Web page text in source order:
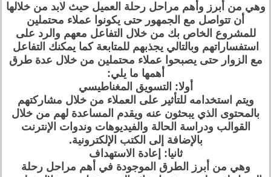
وهي من أبرز وأهم مراحل رحلة العميل حيث لابد من خلالها
أن تتواصل مع الجمهور حتى يكونوا عملاء محتملين
للمشروع الخاص بك من خلال التفاعل معهم والرد على
استفساراتهم وبالتالي يجذبهم للمتابعة كما يمكنك التفاعل
مع الزوار حتى يصبحوا عملاء محتملين من خلال عدة طرق
أهمها ما يلي:
أولا: التسويق المغناطيسي
ويتم استخدامه للتأثير على العملاء من خلال مشاركتهم
بالمحتوى الذي يبحثون عنه ويقدم المساعدة لهم من خلال
القوالب ودراسة الحالة والفيديوهات وندوات الإنترنت
بالإضافة إلى الكتب الإلكترونية.
ثانيا: إعادة الاستهداف
وهي من أبرز الطرق الموجودة في أهم مراحل رحلة